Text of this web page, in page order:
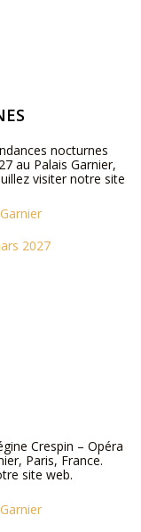
nocturnes
au Palais Garnier,
visiter notre site
2027
Crespin – Opéra
Paris, France.
site web.